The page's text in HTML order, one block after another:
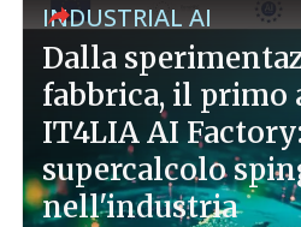
INDUSTRIAL AI
Dalla
fabbrica, il primo
IT4LIA AI
supercalcolo
nell'industria